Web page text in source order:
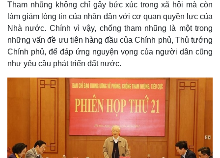
Tham nhũng không chỉ gây bức xúc trong xã hội mà còn
làm giảm lòng tin của nhân dân với cơ quan quyền lực của
Nhà nước. Chính vì vậy, chống tham nhũng là một trong
những vấn đề ưu tiên hàng đầu của Chính phủ, Thủ tướng
Chính phủ, để đáp ứng nguyện vọng của người dân cũng
như yêu cầu phát triển đất nước.